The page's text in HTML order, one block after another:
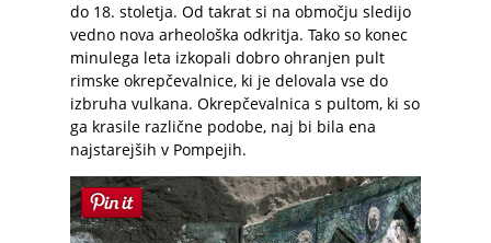
do 18. stoletja. Od takrat si na območju sledijo
vedno nova arheološka odkritja. Tako so konec
minulega leta izkopali dobro ohranjen pult
rimske okrepčevalnice, ki je delovala vse do
izbruha vulkana. Okrepčevalnica s pultom, ki so
ga krasile različne podobe, naj bi bila ena
najstarejših v Pompejih.